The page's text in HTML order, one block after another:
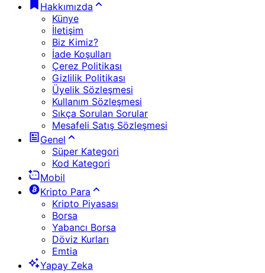
Hakkımızda
Künye
İletişim
Biz Kimiz?
İade Koşulları
Çerez Politikası
Gizlilik Politikası
Üyelik Sözleşmesi
Kullanım Sözleşmesi
Sıkça Sorulan Sorular
Mesafeli Satış Sözleşmesi
Genel
Süper Kategori
Kod Kategori
Mobil
Kripto Para
Kripto Piyasası
Borsa
Yabancı Borsa
Döviz Kurları
Emtia
Yapay Zeka